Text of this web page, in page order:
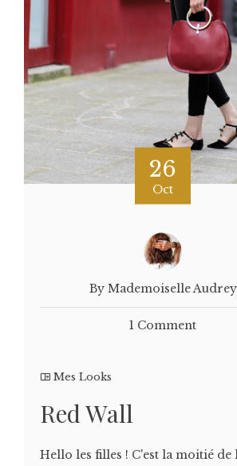
26
Oct
By Mademoiselle Audrey
1 Comment
Mes Looks
Red Wall
Hello les filles ! C'est la moitié de